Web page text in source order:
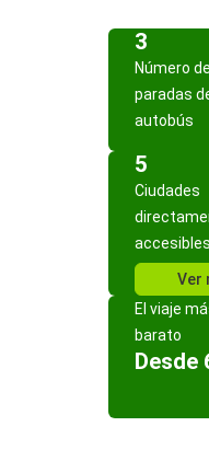
3
Número de
paradas
autobús
5
Ciudades
accesibles
Ver
El viaje
barato
Desde